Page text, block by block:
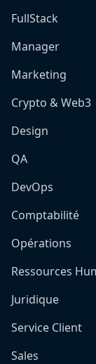
FullStack
Manager
Marketing
Crypto & Web3
Design
QA
DevOps
Comptabilité
Opérations
Ressources
Juridique
Service Client
Sales